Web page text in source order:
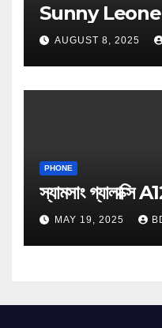
Sunny Leone –
AUGUST 8, 2025
PHONE
স্যামসাং গ্যালাক্সি
MAY 19, 2025